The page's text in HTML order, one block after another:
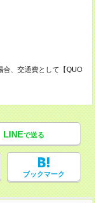
、交通費として【QUO
LINEで送る
ブックマーク